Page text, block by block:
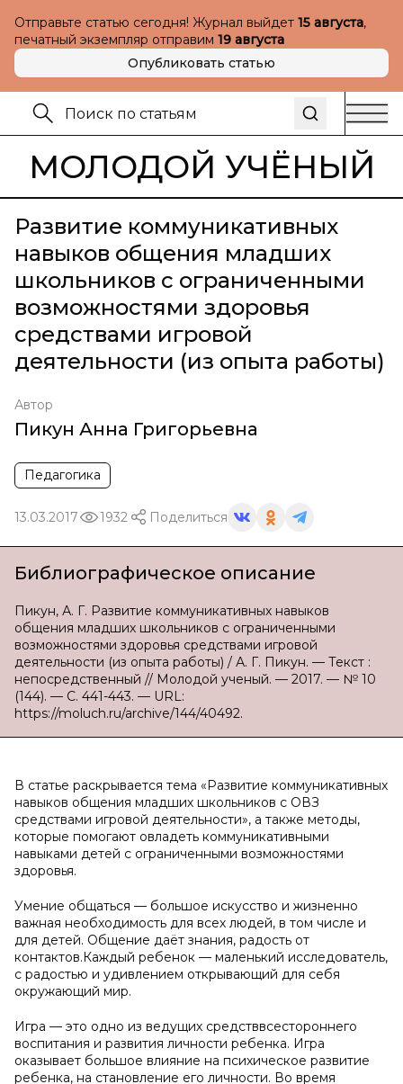
Отправьте статью сегодня! Журнал выйдет 15 августа,
печатный экземпляр отправим 19 августа
Опубликовать статью
МОЛОДОЙ УЧЁНЫЙ
Развитие коммуникативных
навыков общения младших
школьников с ограниченными
возможностями здоровья
средствами игровой
деятельности (из опыта работы)
Автор
Пикун Анна Григорьевна
Педагогика
13.03.2017 1932 Поделиться
Библиографическое описание
Пикун, А. Г. Развитие коммуникативных навыков
общения младших школьников с ограниченными
возможностями здоровья средствами игровой
деятельности (из опыта работы) / А. Г. Пикун. — Текст :
непосредственный // Молодой ученый. — 2017. — № 10
(144). — С. 441-443. — URL:
https://moluch.ru/archive/144/40492.
В статье раскрывается тема «Развитие коммуникативных
навыков общения младших школьников с ОВЗ
средствами игровой деятельности», а также методы,
которые помогают овладеть коммуникативными
навыками детей с ограниченными возможностями
здоровья.
Умение общаться — большое искусство и жизненно
важная необходимость для всех людей, в том числе и
для детей. Общение даёт знания, радость от
контактов.Каждый ребенок — маленький исследователь,
с радостью и удивлением открывающий для себя
окружающий мир.
Игра — это одно из ведущих средстввсестороннего
воспитания и развития личности ребенка. Игра
оказывает большое влияние на психическое развитие
ребенка, на становление его личности. Во время